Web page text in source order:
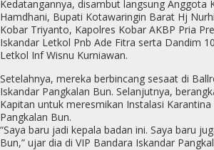
Kedatangannya, disambut langsung Anggota
Hamdhani, Bupati Kotawaringin Barat Hj
Kobar Triyanto, Kapolres Kobar AKBP Pria
Iskandar Letkol Pnb Ade Fitra serta Dandim
Letkol Inf Wisnu Kurniawan.
Setelahnya, mereka berbincang sesaat di
Iskandar Pangkalan Bun. Selanjutnya,
Kapitan untuk meresmikan Instalasi
Pangkalan Bun.
“Saya baru jadi kepala badan ini. Saya baru
Bun,” ujar dia di VIP Bandara Iskandar